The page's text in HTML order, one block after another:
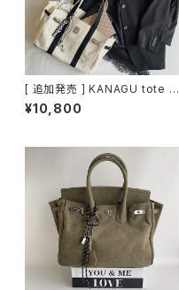
[ 追加発売 ] KANAGU tote B
AG / raw edge style / blac
k x silver
¥10,800